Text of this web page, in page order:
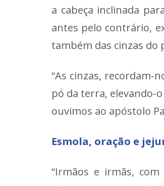
a cabeça inclinada
antes pelo contrário,
também das cinzas do
“As cinzas, recordam-
pó da terra, elevando-
ouvimos ao apóstolo
Esmola, oração e
“Irmãos e irmãs, com